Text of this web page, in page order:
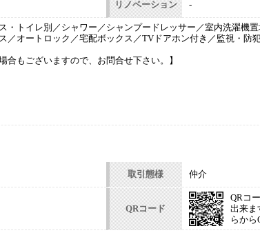
リノベーション -
・トイレ別／シャワー／シャンプードレッサー／室内洗濯機
／オートロック／宅配ボックス／TVドアホン付き／監視・防
合もございますので、お問合せ下さい。】
取引態様 仲介
QRコード
QRコ
出来ま
らから